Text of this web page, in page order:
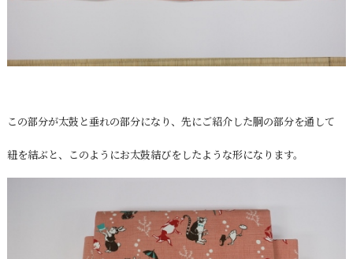
この部分が太鼓と垂れの部分になり、先にご紹介した胴の部分を通して
紐を結ぶと、このようにお太鼓結びをしたような形になります。